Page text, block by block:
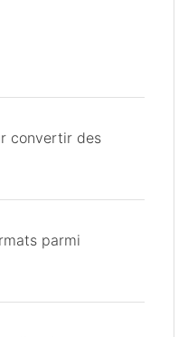
convertir des
parmi